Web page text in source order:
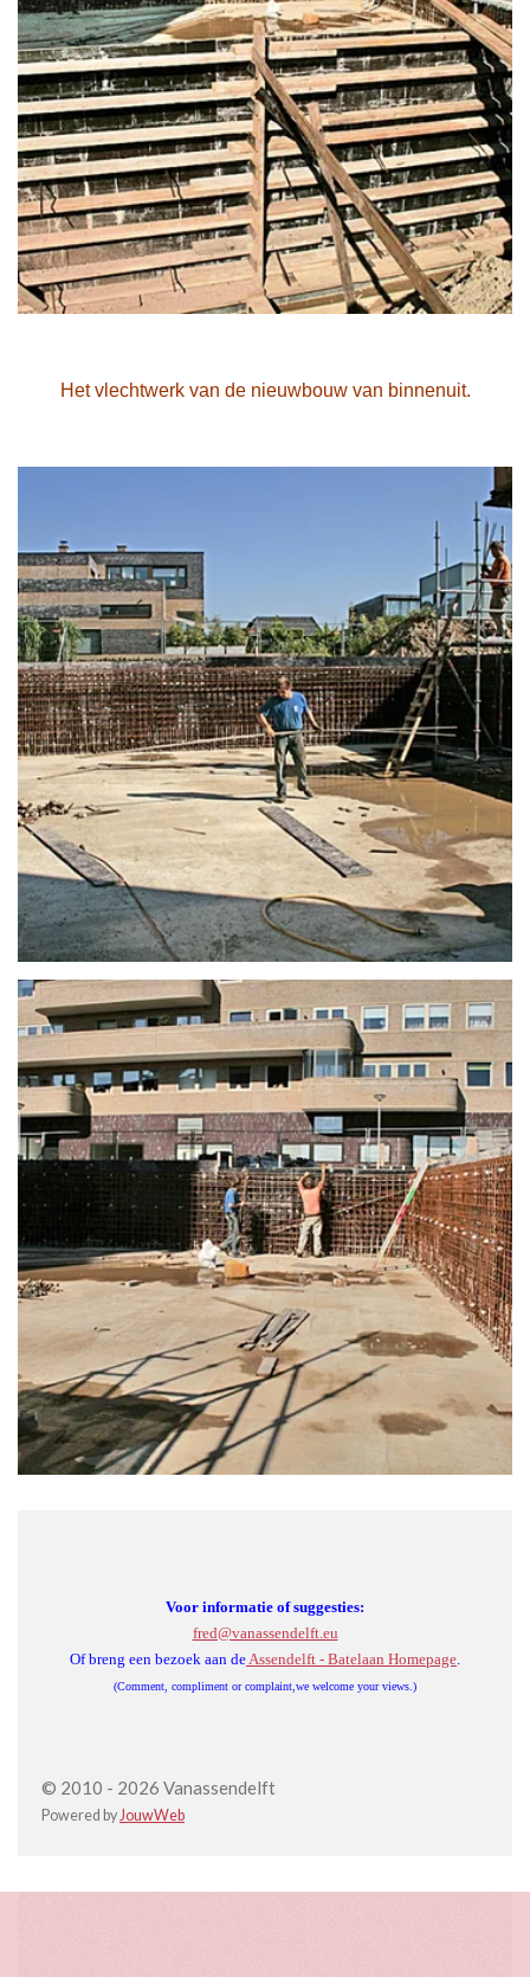
Het vlechtwerk van de nieuwbouw van binnenuit.
Voor informatie of suggesties:
fred@vanassendelft.eu
Of breng een bezoek aan deAssendelft - Batelaan Homepage.
(Comment, compliment or complaint,we welcome your views.)
© 2010 - 2026 Vanassendelft
Powered byJouwWeb